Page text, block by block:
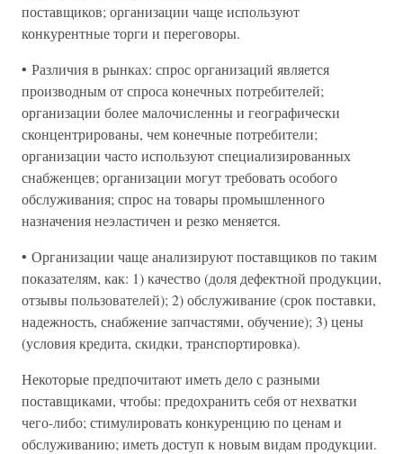
поставщиков; организации чаще используют
конкурентные торги и переговоры.
• Различия в рынках: спрос организаций является
производным от спроса конечных потребителей;
организации более малочисленны и географически
сконцентрированы, чем конечные потребители;
организации часто используют специализированных
снабженцев; организации могут требовать особого
обслуживания; спрос на товары промышленного
назначения неэластичен и резко меняется.
• Организации чаще анализируют поставщиков по таким
показателям, как: 1) качество (доля дефектной продукции,
отзывы пользователей); 2) обслуживание (срок поставки,
надежность, снабжение запчастями, обучение); 3) цены
(условия кредита, скидки, транспортировка).
Некоторые предпочитают иметь дело с разными
поставщиками, чтобы: предохранить себя от нехватки
чего-либо; стимулировать конкуренцию по ценам и
обслуживанию; иметь доступ к новым видам продукции.